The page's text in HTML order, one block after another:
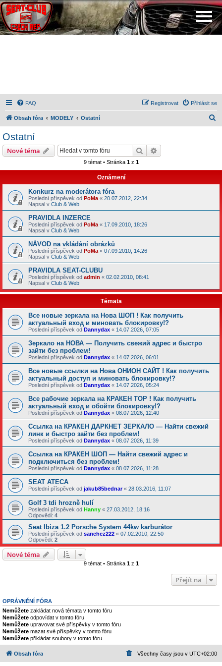
FAQ Přihlásit se
Registrovat
Obsah fóra MODELY Ostatní
Ostatní
Nové téma Hledat
9 témat • Stránka 1z 1
Oznámení
Konkurz na moderátora fóra
Poslední příspěvek od PoMa « 20.07.2012, 22:34
Napsal v Club & Web
PRAVIDLA INZERCE
Poslední příspěvek od PoMa « 17.09.2010, 18:26
Napsal v Club & Web
NÁVOD na vkládání obrázků
Poslední příspěvek od PoMa « 07.09.2010, 14:26
Napsal v Club & Web
PRAVIDLA SEAT-CLUBU
Poslední příspěvek od admin « 02.02.2010, 08:41
Napsal v Club & Web
Témata
Все новые зеркала на Нова ШОП ! Как получить
актуальный вход и миновать блокировку!?
Poslední příspěvek od Dannydax « 14.07.2026, 07:05
Зеркало на НОВА — Получить свежий адрес и быстро
зайти без проблем!
Poslední příspěvek od Dannydax « 14.07.2026, 06:01
Все новые ссылки на Нова ОНИОН САЙТ ! Как получить
актуальный доступ и миновать блокировку!?
Poslední příspěvek od Dannydax « 14.07.2026, 05:24
Все рабочие зеркала на КРАКЕН ТОР ! Как получить
актуальный вход и обойти блокировку!?
Poslední příspěvek od Dannydax « 08.07.2026, 12:40
Ссылка на КРАКЕН ДАРКНЕТ ЗЕРКАЛО — Найти свежий
линк и быстро зайти без проблем!
Poslední příspěvek od Dannydax « 08.07.2026, 11:39
Ссылка на КРАКЕН ШОП — Найти свежий адрес и
подключиться без проблем!
Poslední příspěvek od Dannydax « 08.07.2026, 11:28
SEAT ATECA
Poslední příspěvek od jakub85bednar« 28.03.2016, 11:07
Golf 3 tdi hrozně hulí
Poslední příspěvek od Hanny « 27.03.2012, 18:16
Odpovědi: 4
Seat Ibiza 1.2 Porsche System 44kw karburátor
Poslední příspěvek od sanchez222 « 07.02.2010, 22:50
Odpovědi: 2
Nové téma
9 témat • Stránka 1z 1
Přejít na
OPRÁVNĚNÍ FÓRA
Nemůžete zakládat nová témata v tomto fóru
Nemůžete odpovídat v tomto fóru
Nemůžete upravovat své příspěvky v tomto fóru
Nemůžete mazat své příspěvky v tomto fóru
Nemůžete přikládat soubory v tomto fóru
Obsah fóra Všechny časy jsou v UTC+02:00